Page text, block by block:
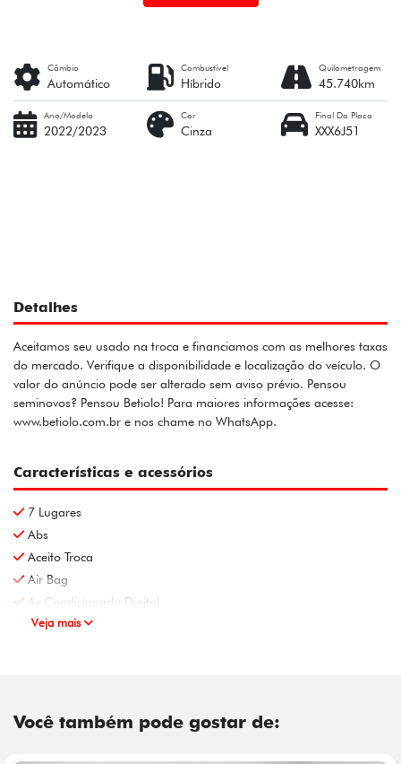
Câmbio
Automático
Combustível
Híbrido
Quilometragem
45.740km
Ano/Modelo
2022/2023
Cor
Cinza
Final Da Placa
XXX6J51
Detalhes
Aceitamos seu usado na troca e financiamos com as melhores taxas
do mercado. Verifique a disponibilidade e localização do veículo. O
valor do anúncio pode ser alterado sem aviso prévio. Pensou
seminovos? Pensou Betiolo! Para maiores informações acesse:
www.betiolo.com.br e nos chame no WhatsApp.
Características e acessórios
7 Lugares
Abs
Aceito Troca
Air Bag
Ar Condicionado Digital
Veja mais
Você também pode gostar de: